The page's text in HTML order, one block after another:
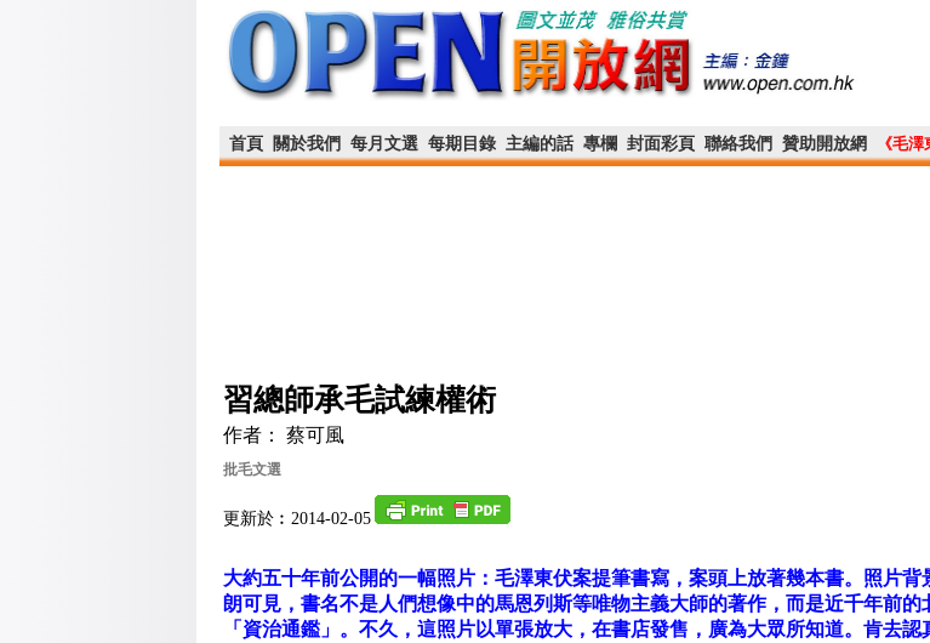
首頁 關於我們 每月文選 每期目錄 主編的話 專欄 封面彩頁 聯絡我們 贊助開放網 《毛
習總師承毛試練權術
作者： 蔡可風
批毛文選
更新於︰2014-02-05
大約五十年前公開的一幅照片：毛澤東伏案提筆書寫，案頭上放著幾本書。照片背
朗可見，書名不是人們想像中的馬恩列斯等唯物主義大師的著作，而是近千年前的
「資治通鑑」。不久，這照片以單張放大，在書店發售，廣為大眾所知道。肯去認